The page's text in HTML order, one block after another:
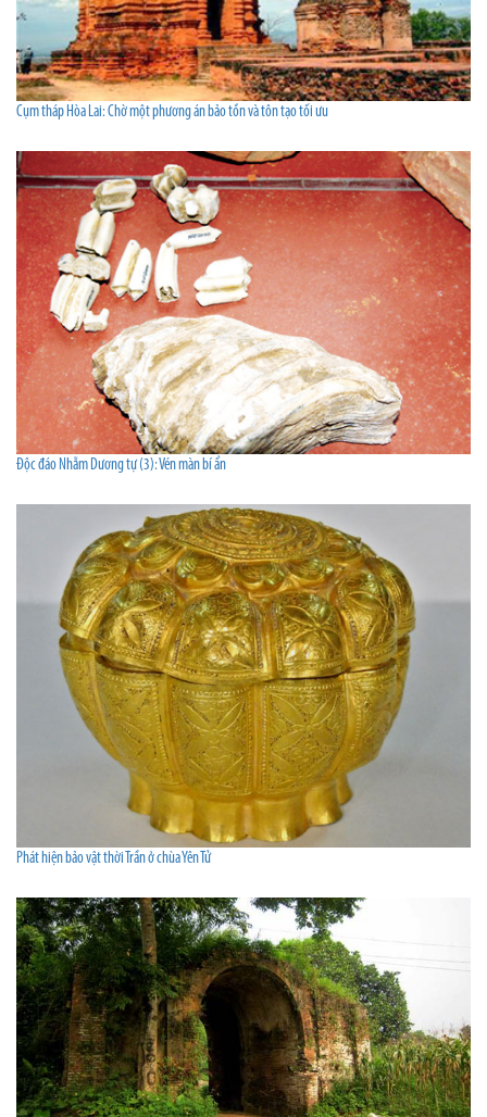
Cụm tháp Hòa Lai: Chờ một phương án bảo tồn và tôn tạo tối ưu
Độc đáo Nhẫm Dương tự (3): Vén màn bí ẩn
Phát hiện bảo vật thời Trần ở chùa Yên Tử